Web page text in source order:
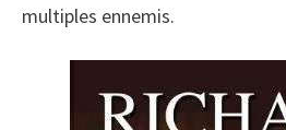
multiples ennemis.